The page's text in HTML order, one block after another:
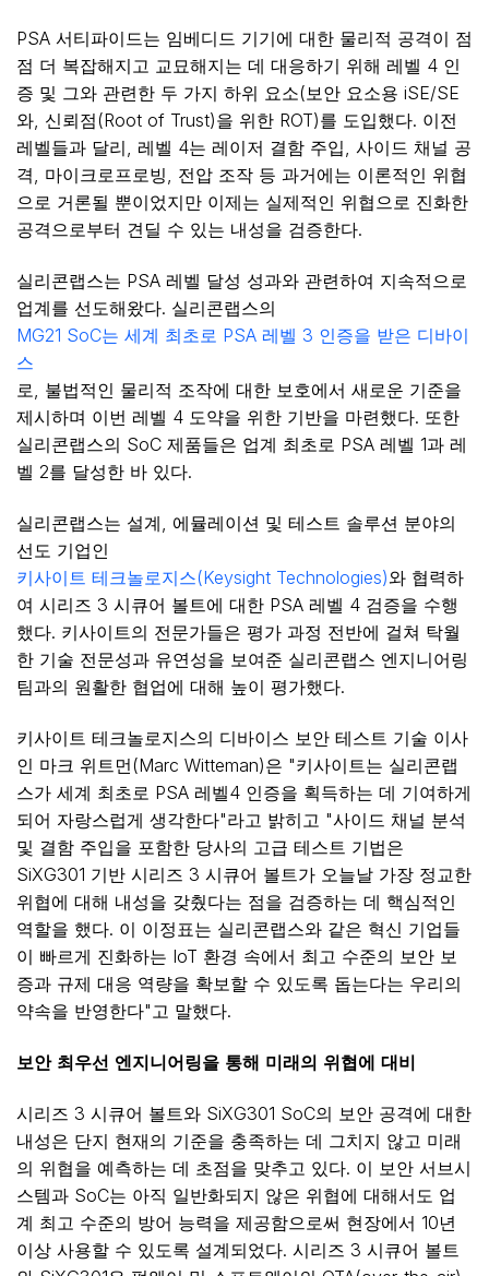
PSA 서티파이드는 임베디드 기기에 대한 물리적 공격이 점
점 더 복잡해지고 교묘해지는 데 대응하기 위해 레벨 4 인
증 및 그와 관련한 두 가지 하위 요소(보안 요소용 iSE/SE
와, 신뢰점(Root of Trust)을 위한 ROT)를 도입했다. 이전
레벨들과 달리, 레벨 4는 레이저 결함 주입, 사이드 채널 공
격, 마이크로프로빙, 전압 조작 등 과거에는 이론적인 위협
으로 거론될 뿐이었지만 이제는 실제적인 위협으로 진화한
공격으로부터 견딜 수 있는 내성을 검증한다.
실리콘랩스는 PSA 레벨 달성 성과와 관련하여 지속적으로
업계를 선도해왔다. 실리콘랩스의
MG21 SoC는 세계 최초로 PSA 레벨 3 인증을 받은 디바이
스
로, 불법적인 물리적 조작에 대한 보호에서 새로운 기준을
제시하며 이번 레벨 4 도약을 위한 기반을 마련했다. 또한
실리콘랩스의 SoC 제품들은 업계 최초로 PSA 레벨 1과 레
벨 2를 달성한 바 있다.
실리콘랩스는 설계, 에뮬레이션 및 테스트 솔루션 분야의
선도 기업인
키사이트 테크놀로지스(Keysight Technologies)와 협력하
여 시리즈 3 시큐어 볼트에 대한 PSA 레벨 4 검증을 수행
했다. 키사이트의 전문가들은 평가 과정 전반에 걸쳐 탁월
한 기술 전문성과 유연성을 보여준 실리콘랩스 엔지니어링
팀과의 원활한 협업에 대해 높이 평가했다.
키사이트 테크놀로지스의 디바이스 보안 테스트 기술 이사
인 마크 위트먼(Marc Witteman)은 "키사이트는 실리콘랩
스가 세계 최초로 PSA 레벨4 인증을 획득하는 데 기여하게
되어 자랑스럽게 생각한다"라고 밝히고 "사이드 채널 분석
및 결함 주입을 포함한 당사의 고급 테스트 기법은
SiXG301 기반 시리즈 3 시큐어 볼트가 오늘날 가장 정교한
위협에 대해 내성을 갖췄다는 점을 검증하는 데 핵심적인
역할을 했다. 이 이정표는 실리콘랩스와 같은 혁신 기업들
이 빠르게 진화하는 IoT 환경 속에서 최고 수준의 보안 보
증과 규제 대응 역량을 확보할 수 있도록 돕는다는 우리의
약속을 반영한다"고 말했다.
보안 최우선 엔지니어링을 통해 미래의 위협에 대비
시리즈 3 시큐어 볼트와 SiXG301 SoC의 보안 공격에 대한
내성은 단지 현재의 기준을 충족하는 데 그치지 않고 미래
의 위협을 예측하는 데 초점을 맞추고 있다. 이 보안 서브시
스템과 SoC는 아직 일반화되지 않은 위협에 대해서도 업
계 최고 수준의 방어 능력을 제공함으로써 현장에서 10년
이상 사용할 수 있도록 설계되었다. 시리즈 3 시큐어 볼트